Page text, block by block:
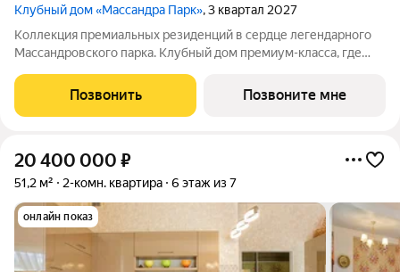
Клубный дом «Массандра Парк», 3 квартал 2027
Коллекция премиальных резиденций в сердце легендарного
Массандровского парка. Клубный дом премиум-класса, где
пространство для жизни у моря. Здесь приватность,
панорамные виды и атмосфера курорта
Позвонить Позвоните мне
20 400 000 ₽
51,2 м² 2-комн. квартира 6 этаж из 7
онлайн показ